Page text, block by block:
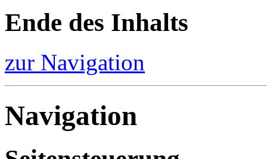
Ende des Inhalts
zur Navigation
Navigation